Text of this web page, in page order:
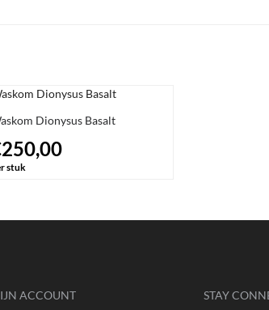
Dionysus Basalt
stuk
ACCOUNT STAY